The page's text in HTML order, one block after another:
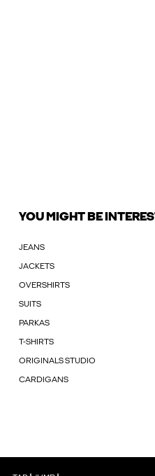
YOU MIGHT BE
JEANS
JACKETS
OVERSHIRTS
SUITS
PARKAS
T-SHIRTS
ORIGINALS STUDIO
CARDIGANS